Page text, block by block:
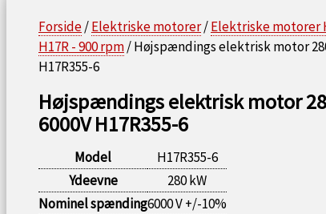
Forside/Elektriske motorer/Elektriske motorer
H17R - 900 rpm/ Højspændings elektrisk motor
H17R355-6
Højspændings elektrisk motor
6000V H17R355-6
Model
H17R355-6
Ydeevne
280 kW
Nominel spænding6000 V +/-10%